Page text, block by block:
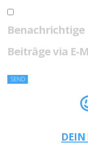
Beiträge via E-